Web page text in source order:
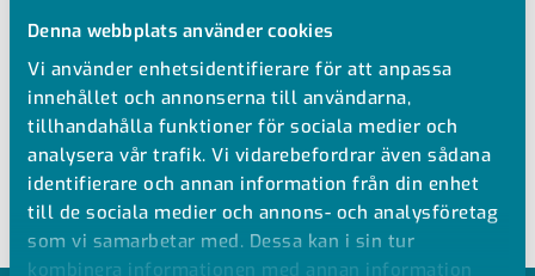
Denna webbplats använder cookies
Vi använder enhetsidentifierare för att anpassa
innehållet och annonserna till användarna,
tillhandahålla funktioner för sociala medier och
analysera vår trafik. Vi vidarebefordrar även sådana
identifierare och annan information från din enhet
till de sociala medier och annons- och analysföretag
som vi samarbetar med. Dessa kan i sin tur
kombinera informationen med annan information
och AZ
Skruvas fast på stegtyp MP-FZ, samt med universalbricka
MP-1116536 på trådstege
Använd monteringsskruv MP-1115780 vid montering
10 st/förp